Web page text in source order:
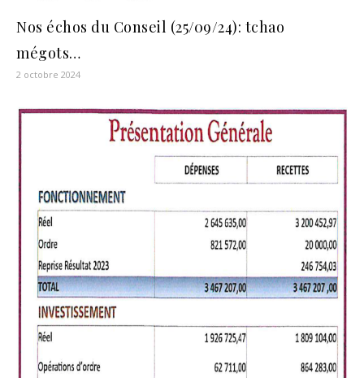
Nos échos du Conseil (25/09/24): tchao
mégots…
2 octobre 2024